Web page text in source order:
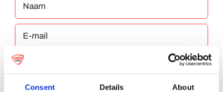
Consent Details About